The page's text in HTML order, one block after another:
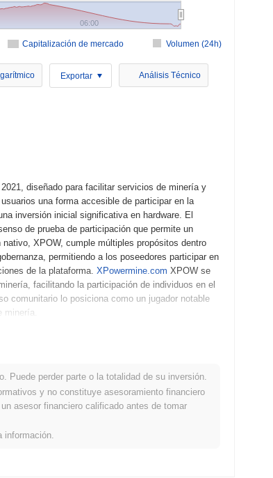
Capitalización de mercado Volumen (24h)
06:00
Exportar Análisis Técnico
diseñado para facilitar servicios de minería y
una forma accesible de participar en la
inversión inicial significativa en hardware. El
de prueba de participación que permite un
XPOW, cumple múltiples propósitos dentro
permitiendo a los poseedores participar en
de la plataforma. XPowermine.com XPOW se
facilitando la participación de individuos en el
comunitario lo posiciona como un jugador notable
a desarrolladores y primeros adoptantes
lanzó la mainnet en septiembre de 2021,
una plataforma de minería descentralizada que
del token se realizó a través de un modelo de
de
Puede perder parte o la totalidad de su inversión.
y no constituye asesoramiento financiero
asesor financiero calificado antes de tomar
información.